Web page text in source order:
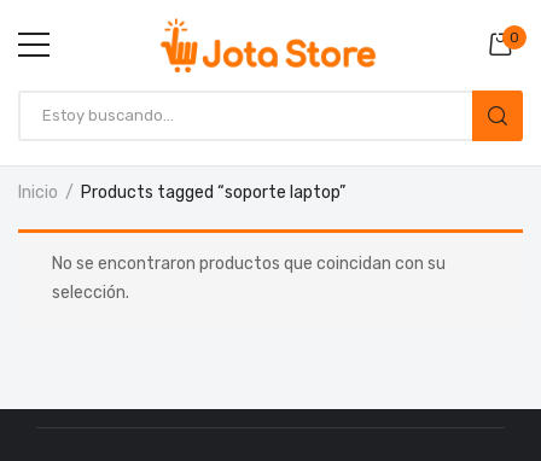
0
Inicio Products tagged “soporte laptop”
No se encontraron productos que coincidan con su
selección.